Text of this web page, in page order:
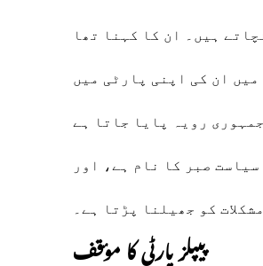
ہیں۔ ان کا کہنا تھا
ان کی اپنی پارٹی میں
رویہ پایا جاتا ہے
صبر کا نام ہے، اور
کو جھیلنا پڑتا ہے۔
پیپلز پارٹی کا مؤقف